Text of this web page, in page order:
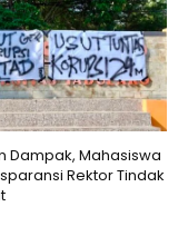
Dampak, Mahasiswa
Rektor Tindak